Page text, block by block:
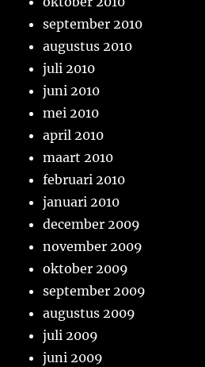
september 2010
augustus 2010
juli 2010
juni 2010
mei 2010
april 2010
maart 2010
februari 2010
januari 2010
december 2009
november 2009
oktober 2009
september 2009
augustus 2009
juli 2009
juni 2009